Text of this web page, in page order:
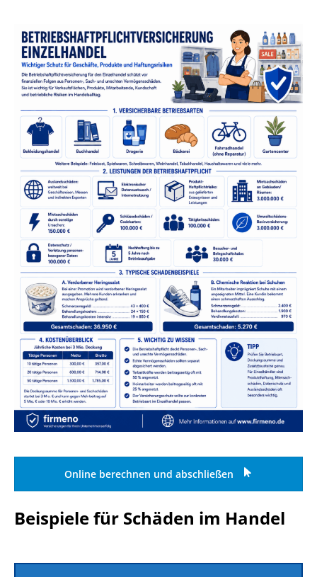
Online berechnen und abschließen
Beispiele für Schäden im Handel